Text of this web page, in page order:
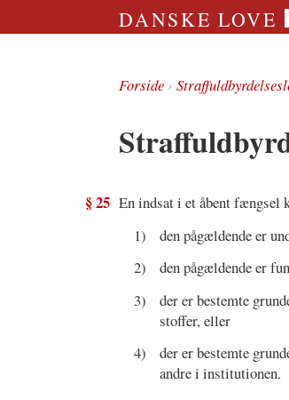
DANSKE LOVE
Forside›
§ 25 En indsat i et åbent fængsel
1)
den pågældende er
2)
den pågældende er
3)
der er bestemte
stoffer, eller
4)
der er bestemte
andre i institutionen.